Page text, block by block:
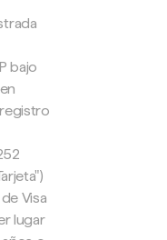
bajo
Visa
lugar